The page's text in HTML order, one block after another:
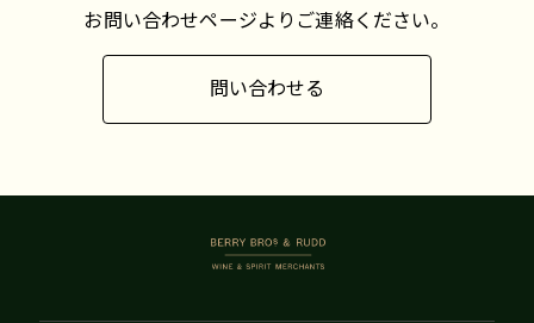
お問い合わせページよりご連絡ください。
問い合わせる
BERRY BROS. & RUDD